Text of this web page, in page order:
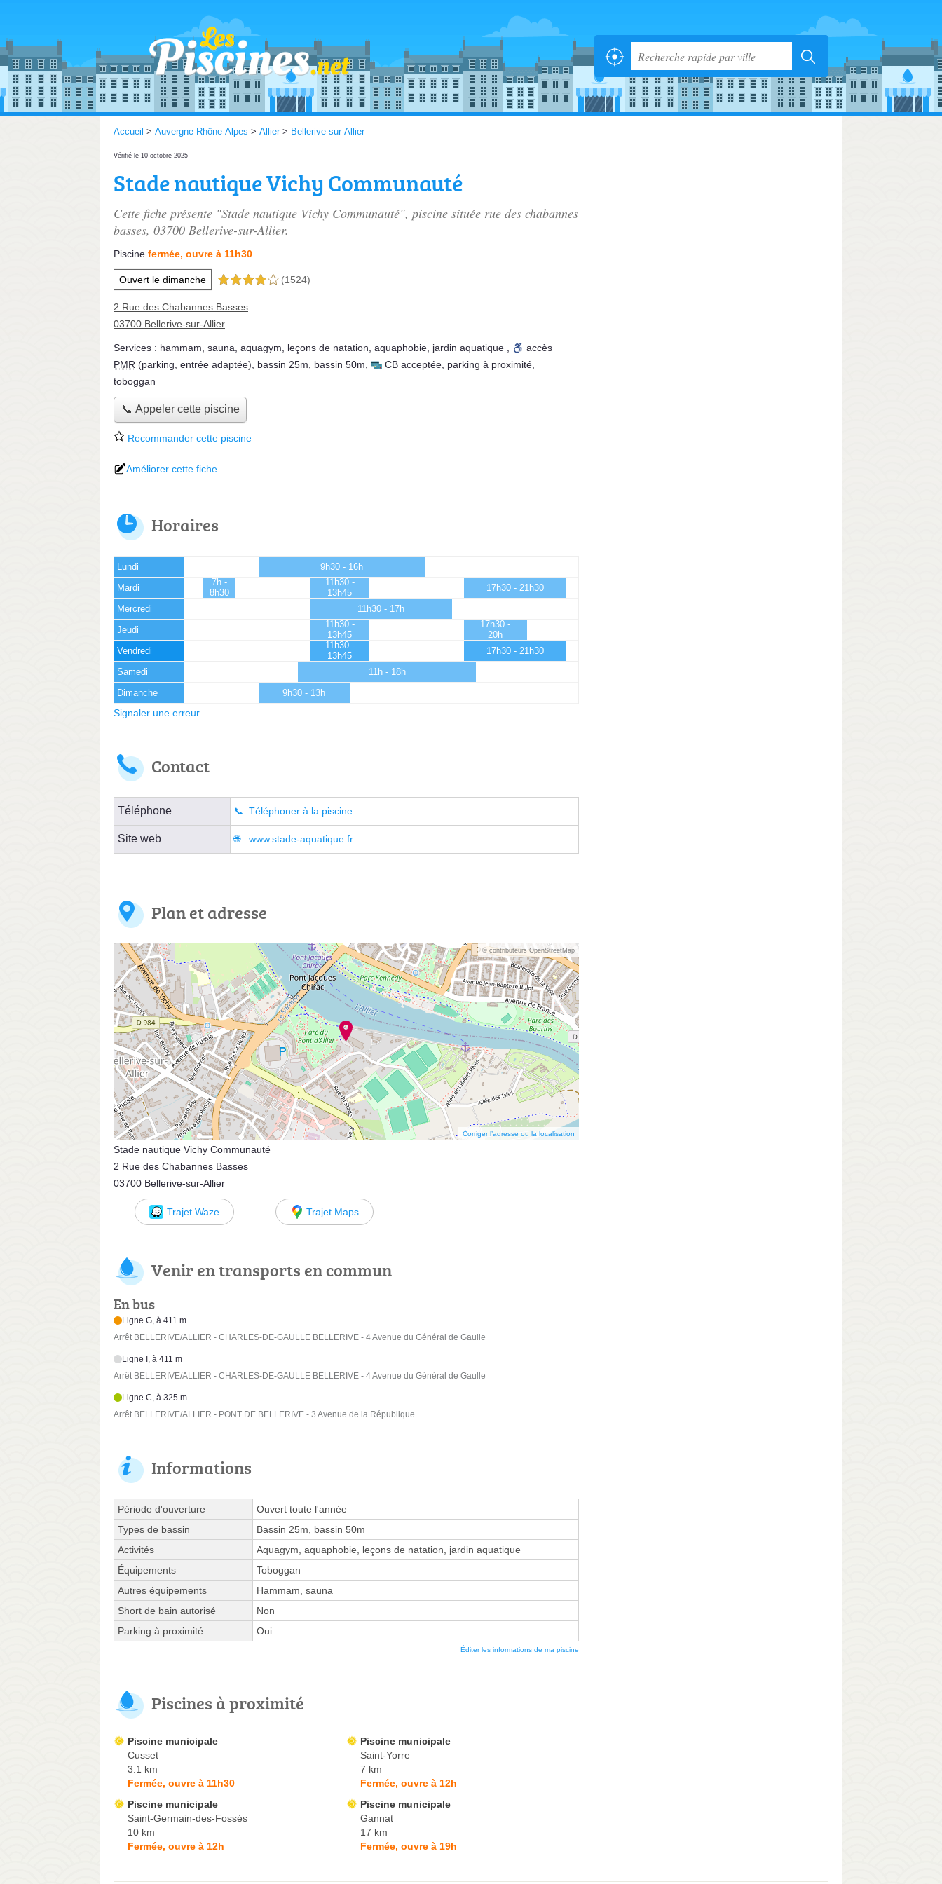
Accueil > Auvergne-Rhône-Alpes > Allier> Bellerive-sur-Allier
Vérifié le 10 octobre 2025
Stade nautique Vichy Communauté
Cette fiche présente "Stade nautique Vichy Communauté", piscine située rue des chabannes
basses, 03700 Bellerive-sur-Allier.
Piscine fermée, ouvre à 11h30
Ouvert le dimanche 4,0 étoiles sur 5 (1524)
2 Rue des Chabannes Basses
03700 Bellerive-sur-Allier
Services : hammam sauna aquagym leçons de natation aquaphobie jardin aquatique
accès
PMR (parking, entrée adaptée) bassin 25m bassin 50m CB acceptée parking à proximité
toboggan
📞 Appeler cette piscine
Recommander cette piscine
Améliorer cette fiche
Horaires
Lundi 9h30 - 16h
Mardi
7h -
8h30
11h30 -
13h45
17h30 - 21h30
Mercredi 11h30 - 17h
Jeudi
11h30 -
13h45
17h30 -
20h
Vendredi
11h30 -
13h45
17h30 - 21h30
Samedi 11h - 18h
Dimanche 9h30 - 13h
Signaler une erreur
Contact
Téléphone Téléphoner à la piscine
Site web www.stade-aquatique.fr
Plan et adresse
© contributeurs OpenStreetMap
Corriger l’adresse ou la localisation
Stade nautique Vichy Communauté
2 Rue des Chabannes Basses
03700 Bellerive-sur-Allier
Trajet Waze Trajet Maps
Venir en transports en commun
En bus
Ligne G, à 411 m
Arrêt BELLERIVE/ALLIER - CHARLES-DE-GAULLE BELLERIVE - 4 Avenue du Général de Gaulle
Ligne I, à 411 m
Arrêt BELLERIVE/ALLIER - CHARLES-DE-GAULLE BELLERIVE - 4 Avenue du Général de Gaulle
Ligne C, à 325 m
Arrêt BELLERIVE/ALLIER - PONT DE BELLERIVE - 3 Avenue de la République
Informations
Période d'ouverture
Ouvert toute l'année
Types de bassin
Bassin 25m, bassin 50m
Activités
Aquagym, aquaphobie, leçons de natation, jardin aquatique
Équipements
Toboggan
Autres équipements
Hammam, sauna
Short de bain autorisé
Non
Parking à proximité
Oui
Éditer les informations de ma piscine
Piscines à proximité
Piscine municipale
Cusset
3.1 km
Fermée, ouvre à 11h30
Piscine municipale
Saint-Yorre
7 km
Fermée, ouvre à 12h
Piscine municipale
Saint-Germain-des-Fossés
10 km
Fermée, ouvre à 12h
Piscine municipale
Gannat
17 km
Fermée, ouvre à 19h